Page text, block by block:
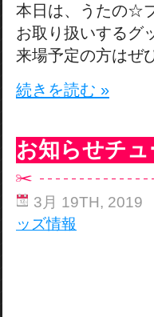
本日は、うたの☆
お取り扱いするグ
来場予定の方はぜ
続きを読む »
お知らせチ
3月 19TH, 2019
ッズ情報